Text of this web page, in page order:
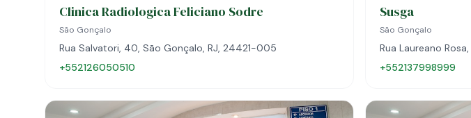
Clinica Radiologica Feliciano Sodre
São Gonçalo
Rua Salvatori, 40, São Gonçalo, RJ, 24421-005
+552126050510
Susga
São Gonçalo
Rua Laureano
+552137998999